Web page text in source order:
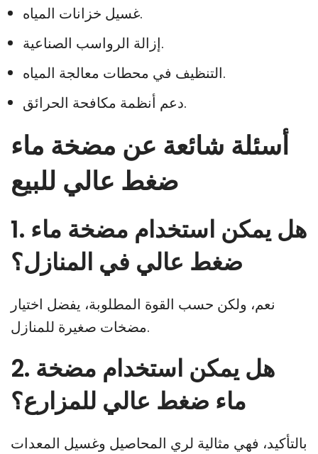
غسيل خزانات المياه.
إزالة الرواسب الصناعية.
التنظيف في محطات معالجة المياه.
دعم أنظمة مكافحة الحرائق.
أسئلة شائعة عن مضخة ماء
ضغط عالي للبيع
1. هل يمكن استخدام مضخة ماء
ضغط عالي في المنازل؟
نعم، ولكن حسب القوة المطلوبة، يفضل اختيار
مضخات صغيرة للمنازل.
2. هل يمكن استخدام مضخة
ماء ضغط عالي للمزارع؟
بالتأكيد، فهي مثالية لري المحاصيل وغسيل المعدات